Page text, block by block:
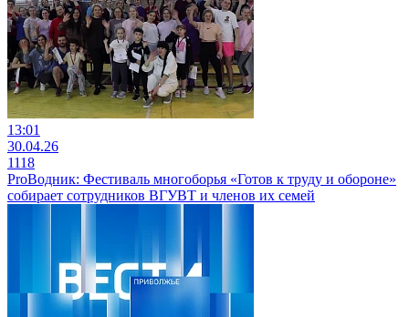
13:01
30.04.26
1118
ProВодник: Фестиваль многоборья «Готов к труду и обороне»
собирает сотрудников ВГУВТ и членов их семей